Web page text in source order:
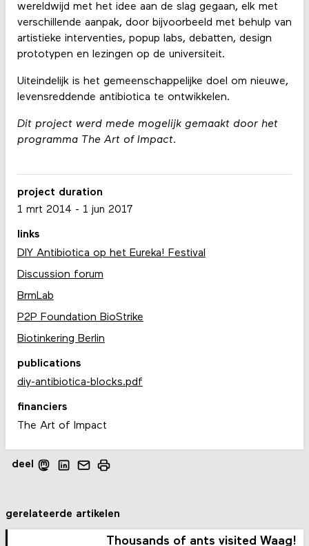
wereldwijd met het idee aan de slag gegaan, elk met
verschillende aanpak, door bijvoorbeeld met behulp van
artistieke interventies, popup labs, debatten, design
prototypen en lezingen op de universiteit.
Uiteindelijk is het gemeenschappelijke doel om nieuwe,
levensreddende antibiotica te ontwikkelen.
Dit project werd mede mogelijk gemaakt door het
programma The Art of Impact.
deel
project duration
1 mrt 2014 - 1 jun 2017
links
DIY Antibiotica op het Eureka! Festival
Discussion forum
BrmLab
P2P Foundation BioStrike
Biotinkering Berlin
publications
diy-antibiotica-blocks.pdf
financiers
The Art of Impact
gerelateerde artikelen
Thousands of ants visited Waag!